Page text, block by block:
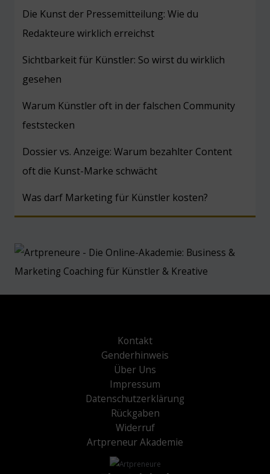
Die Kunst der Pressemitteilung: Wie du
Redakteure wirklich erreichst
Sichtbarkeit für Künstler: So wirst du wirklich
gesehen
Warum Künstler oft in der falschen Community
feststecken
Dossier vs. Anzeige: Warum bezahlter Content
oft die Kunst-Marke schwächt
Was darf Marketing für Künstler kosten?
Kontakt
Genderhinweis
Über Uns
Impressum
Datenschutzerklärung
Rückgaben
Widerruf
Artpreneur Akademie